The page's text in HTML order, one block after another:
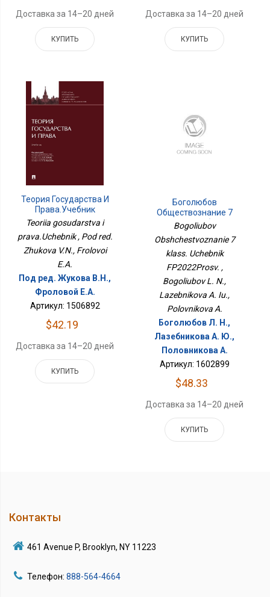
Доставка за 14–20 дней
КУПИТЬ
Доставка за 14–20 дней
КУПИТЬ
Теория Государства И
Права.Учебник
Teoriia gosudarstva i
prava.Uchebnik , Pod red.
Zhukova V.N., Frolovoi
E.A.
Под ред. Жукова В.Н.,
Фроловой Е.А.
Артикул: 1506892
$42.19
Доставка за 14–20 дней
КУПИТЬ
Боголюбов
Обществознание 7
Класс. Учебник
ФП2022Просв.
Bogoliubov
Obshchestvoznanie 7
klass. Uchebnik
FP2022Prosv. ,
Bogoliubov L. N.,
Lazebnikova A. Iu.,
Polovnikova A.
Боголюбов Л. Н.,
Лазебникова А. Ю.,
Половникова А.
Артикул: 1602899
$48.33
Доставка за 14–20 дней
КУПИТЬ
Контакты
461 Avenue P, Brooklyn, NY 11223
Телефон: 888-564-4664